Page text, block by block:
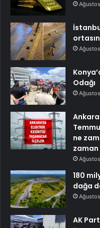
Odağı
ne
zaman
180
dağa
AK